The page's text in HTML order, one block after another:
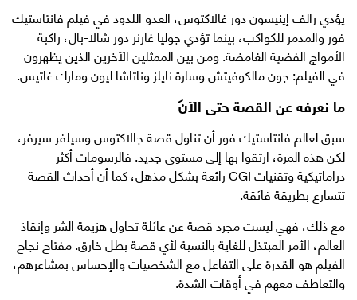
يؤدي رالف إينيسون دور غالاكتوس، العدو اللدود في فيلم فانتاستيك
فور والمدمر للكواكب، بينما تؤدي جوليا غارنر دور شالا-بال، راكبة
الأمواج الفضية الغامضة. ومن بين الممثلين الآخرين الذين يظهرون
في الفيلم: جون مالكوفيتش وسارة نايلز وناتاشا ليون ومارك غاتيس.
ما نعرفه عن القصة حتى الآن
سبق لعالم فانتاستيك فور أن تناول قصة جالاكتوس وسيلفر سيرفر،
لكن هذه المرة، ارتقوا بها إلى مستوى جديد. فالرسومات أكثر
دراماتيكية وتقنيات CGI رائعة بشكل مذهل، كما أن أحداث القصة
تتسارع بطريقة فائقة.
مع ذلك، فهي ليست مجرد قصة عن عائلة تحاول هزيمة الشر وإنقاذ
العالم، الأمر المبتذل للغاية بالنسبة لأي قصة بطل خارق. مفتاح نجاح
الفيلم هو القدرة على التفاعل مع الشخصيات والإحساس بمشاعرهم،
والتعاطف معهم في أوقات الشدة.